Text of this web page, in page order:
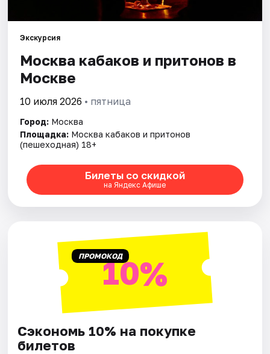
Площадки
Артисты
Экскурсия
Москва кабаков и притонов в
Москве
10 июля 2026 • пятница
Город: Москва
Площадка: Москва кабаков и притонов
(пешеходная) 18+
Билеты со скидкой
на Яндекс Афише
ПРОМОКОД10%
Сэкономь 10% на покупке
билетов